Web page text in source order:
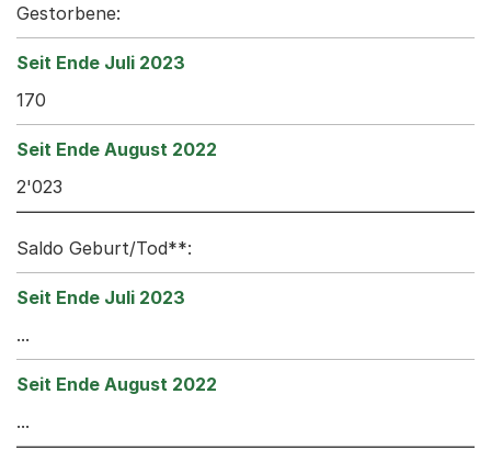
Gestorbene:
170
2'023
Saldo Geburt/Tod**:
...
...